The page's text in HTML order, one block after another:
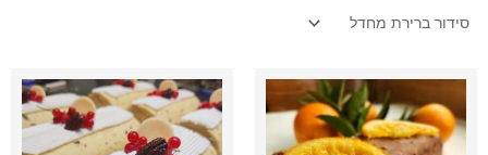
של
בחושה
מודרנית
של
רולדת
מסקרפונה
וריבת
חלב